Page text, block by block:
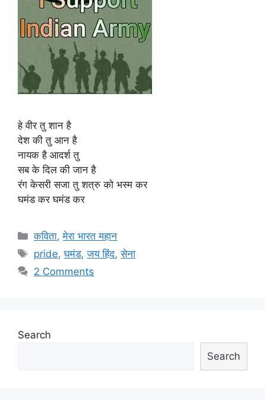
हे वीर तु शान है
देश की तु आन है
नायक है आदर्श तु
सब के दिल की जान है
रंग केसरी सजा तु शत्रु को भस्म कर
घमंड कर घमंड कर
Categories
कविता,मेरा भारत महान
Tags
pride,घमंड,जय हिंद,सेना
2 Comments
Search
Search